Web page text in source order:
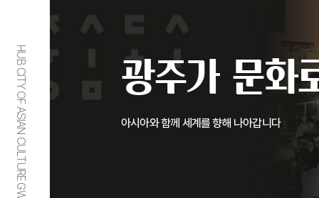
HUB CITY OF ASIAN CULTURE GWANGJU 광주가 문화
아시아와 함께 세계를 향해 나아갑니다